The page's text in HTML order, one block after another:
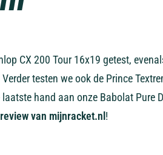
CX 200 Tour 16x19 getest,
testen we ook de Prince
hand aan onze Babolat Pure
van mijnracket.nl !